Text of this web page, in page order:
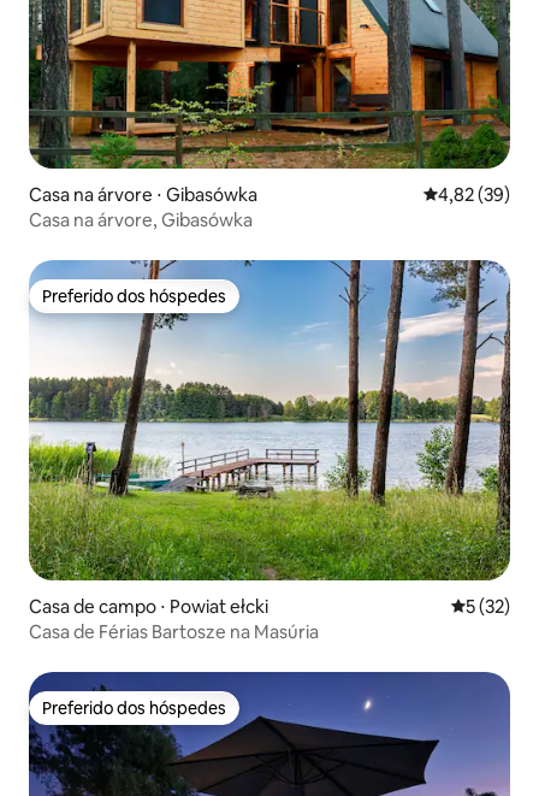
Casa na árvore ⋅ Gibasówka 4,82 de uma
4,82 (39)
Casa na árvore, Gibasówka
Preferido dos hóspedes
Preferido dos hóspedes
Casa de campo ⋅ Powiat ełcki 5 de uma
5 (32)
Casa de Férias Bartosze na Masúria
Preferido dos hóspedes
Preferido dos hóspedes